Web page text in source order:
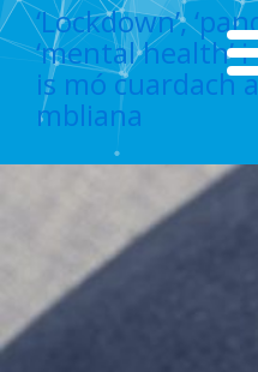
‘Lockdown’,
‘mental health’
is mó cuardach
mbliana